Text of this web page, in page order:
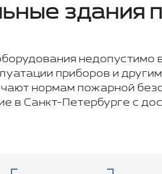
здания
недопустимо
приборов и
нормам пожарной
в Санкт-Петербурге с